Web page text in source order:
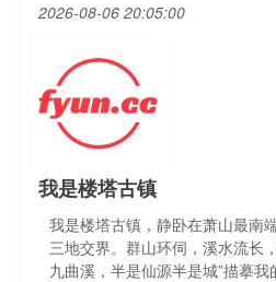
2026-08-06 20:05:00
我是楼塔古镇
我是楼塔古镇，静卧在萧山最南
三地交界。群山环伺，溪水流长
九曲溪，半是仙源半是城”描摹我